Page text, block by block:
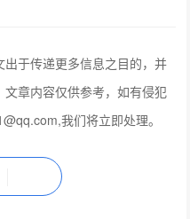
于传递更多信息之目的，并
章内容仅供参考，如有侵犯
我们将立即处理。